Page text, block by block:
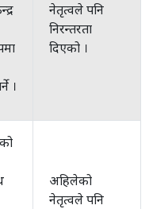
।
नेतृत्वले पनि
निरन्तरता
दिएको ।
अहिलेको
नेतृत्वले पनि